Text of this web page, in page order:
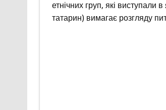
етнічних груп, які виступали
татарин) вимагає розгляду